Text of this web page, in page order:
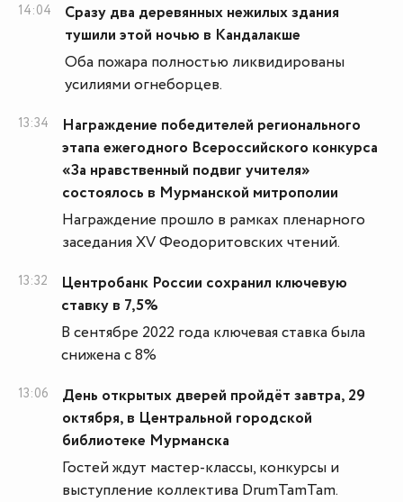
14:04
Сразу два деревянных нежилых здания
тушили этой ночью в Кандалакше
Оба пожара полностью ликвидированы
усилиями огнеборцев.
13:34
Награждение победителей регионального
этапа ежегодного Всероссийского конкурса
«За нравственный подвиг учителя»
состоялось в Мурманской митрополии
Награждение прошло в рамках пленарного
заседания XV Феодоритовских чтений.
13:32
Центробанк России сохранил ключевую
ставку в 7,5%
В сентябре 2022 года ключевая ставка была
снижена с 8%
13:06
День открытых дверей пройдёт завтра, 29
октября, в Центральной городской
библиотеке Мурманска
Гостей ждут мастер-классы, конкурсы и
выступление коллектива DrumTamTam.